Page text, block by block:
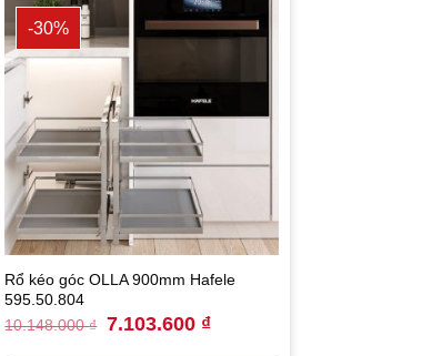
-30%
Rổ kéo góc OLLA 900mm Hafele
595.50.804
10.148.000₫ Original
price
7.103.600 ₫Current